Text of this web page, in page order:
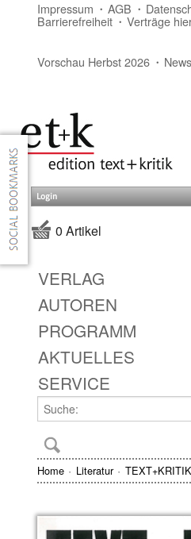
Impressum AGB
Barrierefreiheit Verträge
Vorschau Herbst 2026
Login
0 Artikel
VERLAG
AUTOREN
PROGRAMM
AKTUELLES
SERVICE
Home Literatur TEXT+KRITIK